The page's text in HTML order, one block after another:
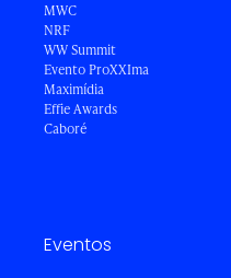
MWC
NRF
WW Summit
Evento ProXXIma
Maximídia
Effie Awards
Caboré
Eventos